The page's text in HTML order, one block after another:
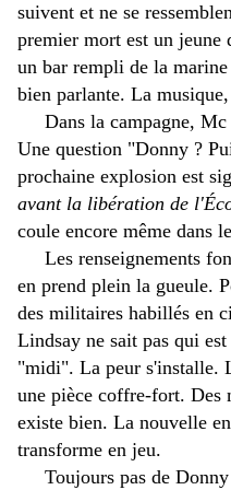
suivent et ne se
premier mort est un
un bar rempli de la
bien parlante. La
Dans la campagne, Mc
Une question "Donny ?
prochaine explosion est
avant la libération de
coule encore même dans
Les renseignements
en prend plein la gueule.
des militaires habillés en
Lindsay ne sait pas qui
"midi". La peur s'installe.
une pièce coffre-fort. Des
existe bien. La nouvelle
transforme en jeu.
Toujours pas de Donny